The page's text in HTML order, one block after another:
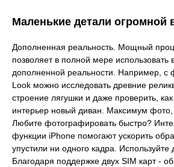
Маленькие детали огромной
Дополненная реальность. Мощный
позволяет в полной мере использовать
дополненной реальности. Например, с
Look можно исследовать древние
строение лягушки и даже проверить,
интерьер новый диван. Максимум
Любите фотографировать быстро?
функции iPhone помогают ускорить
упустили ни одного кадра. Используйте
Благодаря поддержке двух SIM карт -